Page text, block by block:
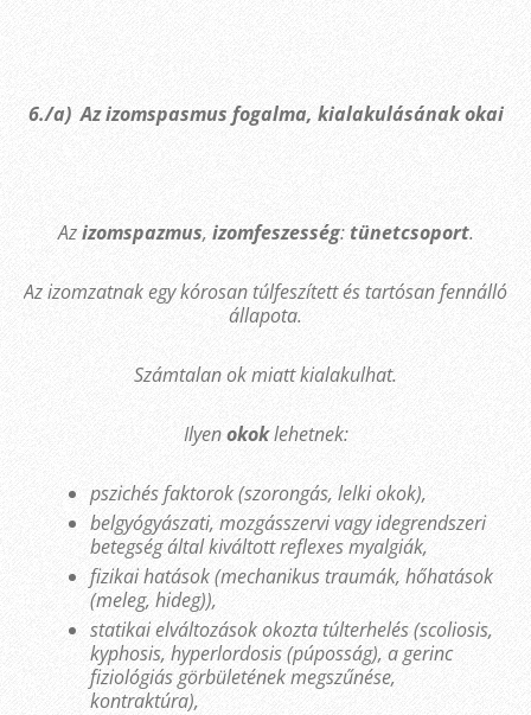
6./a) Az izomspasmus fogalma, kialakulásának okai
Azizomspazmus, izomfeszesség: tünetcsoport.
Az izomzatnak egy kórosan túlfeszített és tartósan fennálló
állapota.
Számtalan ok miatt kialakulhat.
Ilyenokoklehetnek:
pszichés faktorok (szorongás, lelki okok),
belgyógyászati, mozgásszervi vagy idegrendszeri
betegség által kiváltott reflexes myalgiák,
fizikai hatások (mechanikus traumák, hőhatások
(meleg, hideg)),
statikai elváltozások okozta túlterhelés (scoliosis,
kyphosis, hyperlordosis (púposság), a gerinc
fiziológiás görbületének megszűnése,
kontraktúra),